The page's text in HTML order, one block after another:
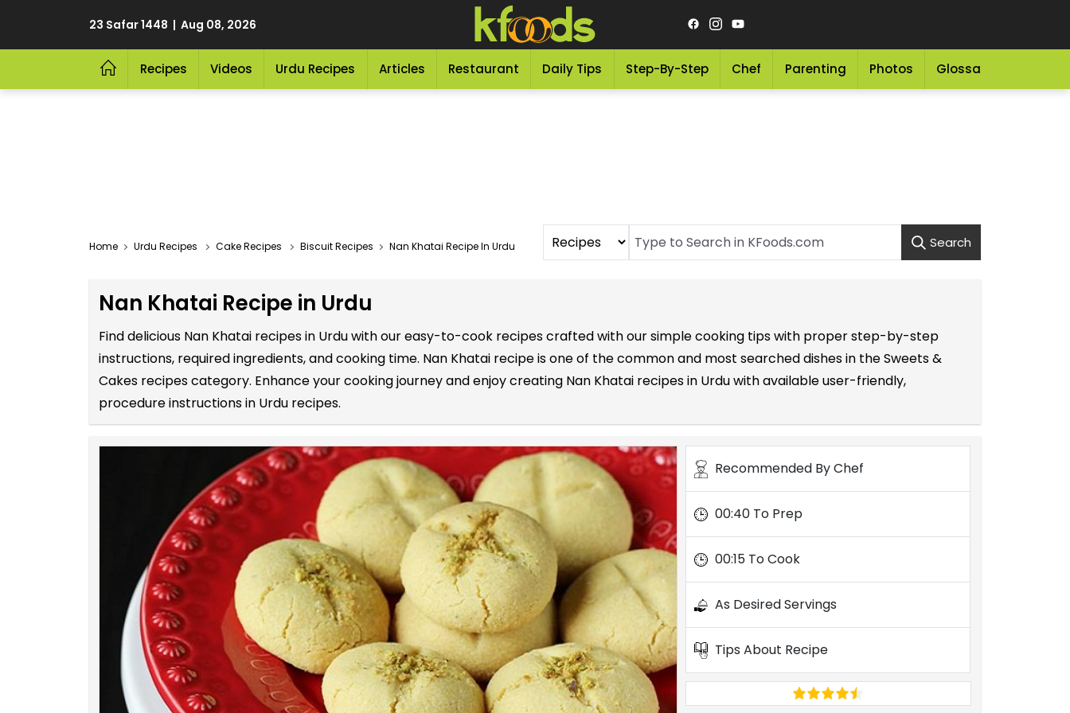
23 Safar 1448 | Aug 08, 2026
Recipes Videos Urdu Recipes Articles Restaurant Daily Tips Step-By-Step Chef Parenting Photos Glossary
Home Urdu Recipes Cake Recipes Biscuit Recipes Nan Khatai Recipe In Urdu Search
Nan Khatai Recipe in Urdu
Find delicious Nan Khatai recipes in Urdu with our easy-to-cook recipes crafted with our simple cooking tips with proper step-by-step
instructions, required ingredients, and cooking time. Nan Khatai recipe is one of the common and most searched dishes in the Sweets &
Cakes recipes category. Enhance your cooking journey and enjoy creating Nan Khatai recipes in Urdu with available user-friendly,
procedure instructions in Urdu recipes.
Recommended By Chef
00:40 To Prep
00:15 To Cook
As Desired Servings
Tips About Recipe